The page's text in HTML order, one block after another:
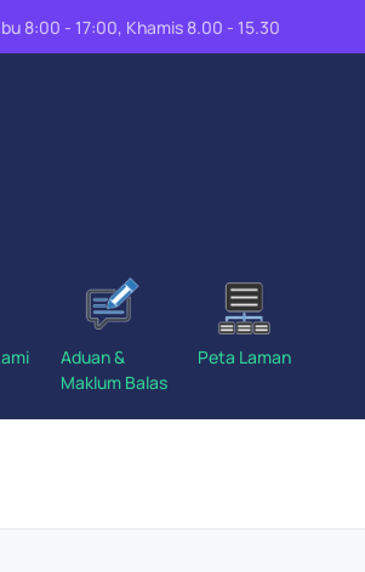
8:00 - 17:00, Khamis 8.00 - 15.30
Aduan &
Maklum Balas
Peta Laman